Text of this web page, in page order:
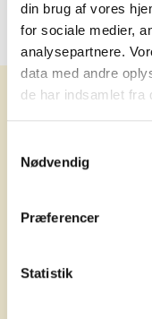
din brug af vores
for sociale medier,
analysepartnere.
data med andre
de har indsamlet fra
Nødvendig
Præferencer
Statistik
Erfaring,